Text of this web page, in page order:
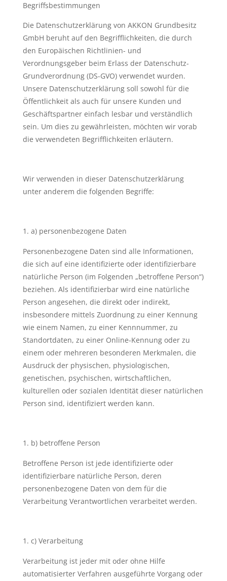
Begriffsbestimmungen
Die Datenschutzerklärung von AKKON Grundbesitz
GmbH beruht auf den Begrifflichkeiten, die durch
den Europäischen Richtlinien- und
Verordnungsgeber beim Erlass der Datenschutz-
Grundverordnung (DS-GVO) verwendet wurden.
Unsere Datenschutzerklärung soll sowohl für die
Öffentlichkeit als auch für unsere Kunden und
Geschäftspartner einfach lesbar und verständlich
sein. Um dies zu gewährleisten, möchten wir vorab
die verwendeten Begrifflichkeiten erläutern.
Wir verwenden in dieser Datenschutzerklärung
unter anderem die folgenden Begriffe:
a) personenbezogene Daten
Personenbezogene Daten sind alle Informationen,
die sich auf eine identifizierte oder identifizierbare
natürliche Person (im Folgenden „betroffene Person“)
beziehen. Als identifizierbar wird eine natürliche
Person angesehen, die direkt oder indirekt,
insbesondere mittels Zuordnung zu einer Kennung
wie einem Namen, zu einer Kennnummer, zu
Standortdaten, zu einer Online-Kennung oder zu
einem oder mehreren besonderen Merkmalen, die
Ausdruck der physischen, physiologischen,
genetischen, psychischen, wirtschaftlichen,
kulturellen oder sozialen Identität dieser natürlichen
Person sind, identifiziert werden kann.
b) betroffene Person
Betroffene Person ist jede identifizierte oder
identifizierbare natürliche Person, deren
personenbezogene Daten von dem für die
Verarbeitung Verantwortlichen verarbeitet werden.
c) Verarbeitung
Verarbeitung ist jeder mit oder ohne Hilfe
automatisierter Verfahren ausgeführte Vorgang oder